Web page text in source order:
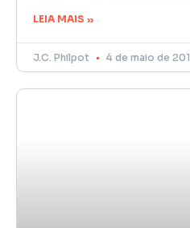
LEIA MAIS »
J.C. Philpot 4 de maio de